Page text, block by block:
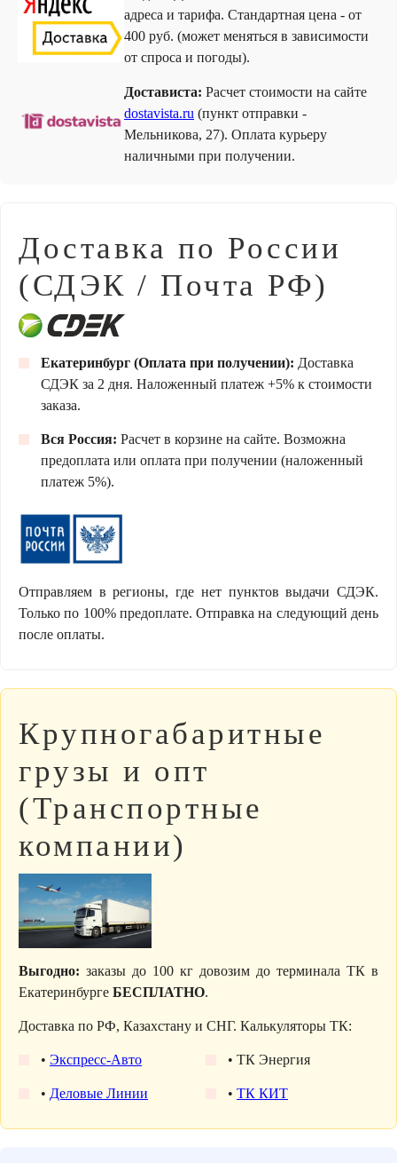
адреса и тарифа. Стандартная цена - от
400 руб. (может меняться в зависимости
от спроса и погоды).
Достависта: Расчет стоимости на сайте
dostavista.ru (пункт отправки -
Мельникова, 27). Оплата курьеру
наличными при получении.
Доставка по России
(СДЭК / Почта РФ)
Екатеринбург (Оплата при получении): Доставка
СДЭК за 2 дня. Наложенный платеж +5% к стоимости
заказа.
Вся Россия: Расчет в корзине на сайте. Возможна
предоплата или оплата при получении (наложенный
платеж 5%).
Отправляем в регионы, где нет пунктов выдачи СДЭК.
Только по 100% предоплате. Отправка на следующий день
после оплаты.
Крупногабаритные
грузы и опт
(Транспортные
компании)
Выгодно: заказы до 100 кг довозим до терминала ТК в
Екатеринбурге БЕСПЛАТНО.
Доставка по РФ, Казахстану и СНГ. Калькуляторы ТК:
• Экспресс-Авто
• Деловые Линии
• ТК Энергия
• ТК КИТ